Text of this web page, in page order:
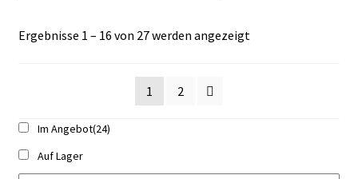
Ergebnisse 1 – 16 von 27 werden angezeigt
1 2
Im Angebot(24)
Auf Lager